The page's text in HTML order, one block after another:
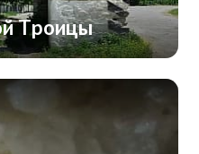
Троицы